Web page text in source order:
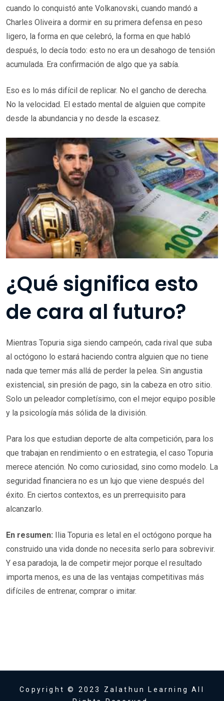
cuando lo conquistó ante Volkanovski, cuando mandó a
Charles Oliveira a dormir en su primera defensa en peso
ligero, la forma en que celebró, la forma en que habló
después, lo decía todo: esto no era un desahogo de tensión
acumulada. Era confirmación de algo que ya sabía.
Eso es lo más difícil de replicar. No el gancho de derecha.
No la velocidad. El estado mental de alguien que compite
desde la abundancia y no desde la escasez.
¿Qué significa esto
de cara al futuro?
Mientras Topuria siga siendo campeón, cada rival que suba
al octógono lo estará haciendo contra alguien que no tiene
nada que temer más allá de perder la pelea. Sin angustia
existencial, sin presión de pago, sin la cabeza en otro sitio.
Solo un peleador completísimo, con el mejor equipo posible
y la psicología más sólida de la división.
Para los que estudian deporte de alta competición, para los
que trabajan en rendimiento o en estrategia, el caso Topuria
merece atención. No como curiosidad, sino como modelo. La
seguridad financiera no es un lujo que viene después del
éxito. En ciertos contextos, es un prerrequisito para
alcanzarlo.
En resumen: Ilia Topuria es letal en el octógono porque ha
construido una vida donde no necesita serlo para sobrevivir.
Y esa paradoja, la de competir mejor porque el resultado
importa menos, es una de las ventajas competitivas más
difíciles de entrenar, comprar o imitar.
Copyright © 2023 Zalathun Learning All